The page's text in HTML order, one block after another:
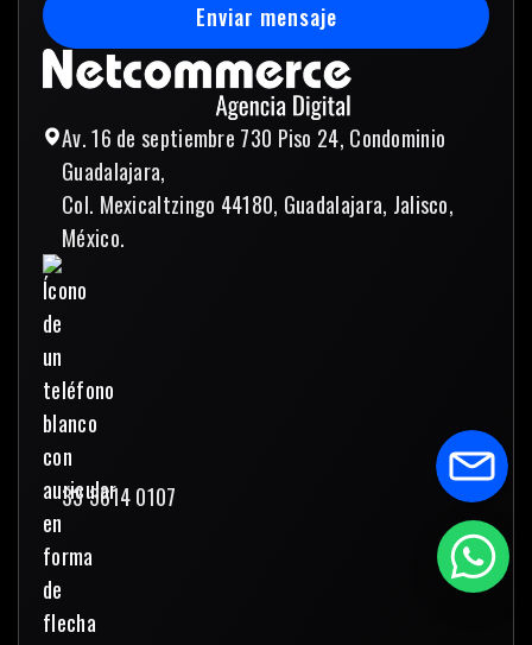
Av. 16 de septiembre 730 Piso 24, Condominio
Guadalajara,
Col. Mexicaltzingo 44180, Guadalajara, Jalisco,
México.
33 3614 0107
Enviar mensaje
Enviar mensaje